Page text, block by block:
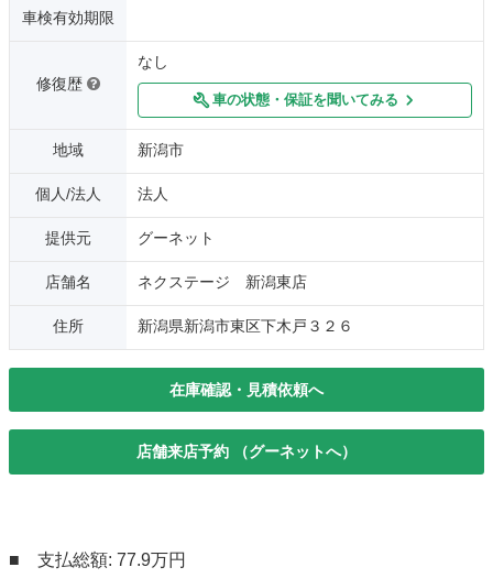
車検有効期限
修復歴
なし
車の状態・保証を聞いてみる
地域 新潟市
個人/法人 法人
提供元 グーネット
店舗名 ネクステージ 新潟東店
住所 新潟県新潟市東区下木戸３２６
在庫確認・見積依頼へ
店舗来店予約 （グーネットへ）
■ 支払総額: 77.9万円